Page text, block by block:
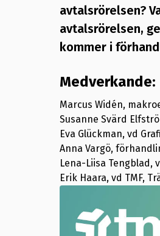
avtalsrörelsen?
avtalsrörelsen,
kommer i
Medverkande:
Marcus Widén,
Susanne Svärd
Eva Glückman, vd
Anna Vargö,
Lena-Liisa Tengblad,
Erik Haara, vd TMF,